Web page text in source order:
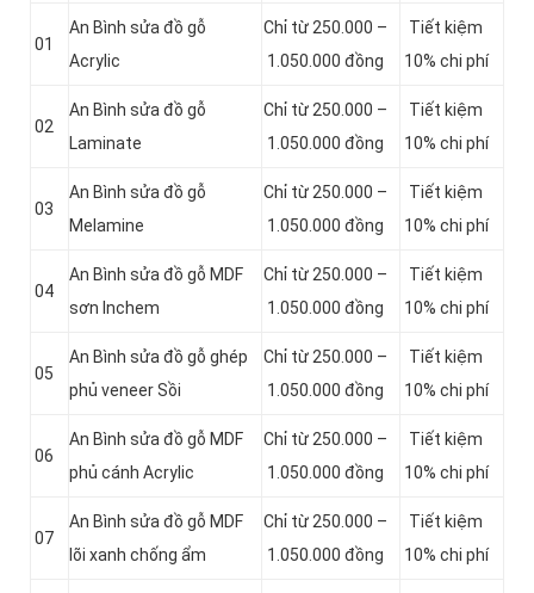
01
An Bình sửa đồ gỗ
Acrylic
Chỉ từ 250.000 –
1.050.000 đồng
Tiết kiệm
10% chi phí
02
An Bình sửa đồ gỗ
Laminate
Chỉ từ 250.000 –
1.050.000 đồng
Tiết kiệm
10% chi phí
03
An Bình sửa đồ gỗ
Melamine
Chỉ từ 250.000 –
1.050.000 đồng
Tiết kiệm
10% chi phí
04
An Bình sửa đồ gỗ MDF
sơn Inchem
Chỉ từ 250.000 –
1.050.000 đồng
Tiết kiệm
10% chi phí
05
An Bình sửa đồ gỗ ghép
phủ veneer Sồi
Chỉ từ 250.000 –
1.050.000 đồng
Tiết kiệm
10% chi phí
06
An Bình sửa đồ gỗ MDF
phủ cánh Acrylic
Chỉ từ 250.000 –
1.050.000 đồng
Tiết kiệm
10% chi phí
07
An Bình sửa đồ gỗ MDF
lõi xanh chống ẩm
Chỉ từ 250.000 –
1.050.000 đồng
Tiết kiệm
10% chi phí